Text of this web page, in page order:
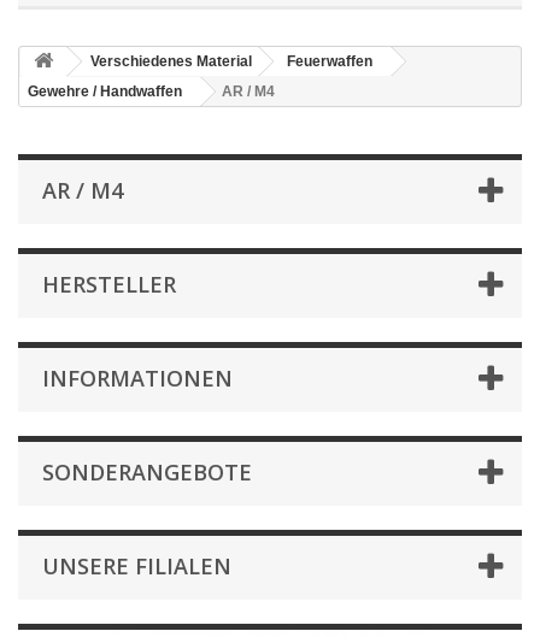
Verschiedenes Material
Feuerwaffen
Gewehre / Handwaffen
AR / M4
AR / M4
HERSTELLER
INFORMATIONEN
SONDERANGEBOTE
UNSERE FILIALEN